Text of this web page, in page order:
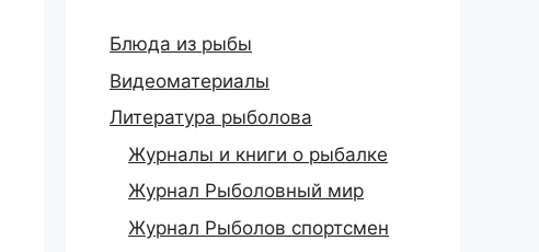
Блюда из рыбы
Видеоматериалы
Литература рыболова
Журналы и книги о рыбалке
Журнал Рыболовный мир
Журнал Рыболов спортсмен